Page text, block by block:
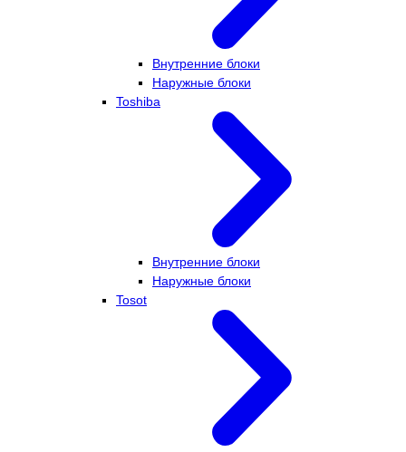
Внутренние блоки
Наружные блоки
Toshiba
Внутренние блоки
Наружные блоки
Tosot